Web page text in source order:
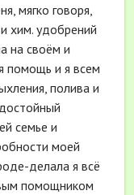
мягко говоря,
хим. удобрений
на своём и
помощь и я всем
полива и
семье и
моей
делала я всё
помощником